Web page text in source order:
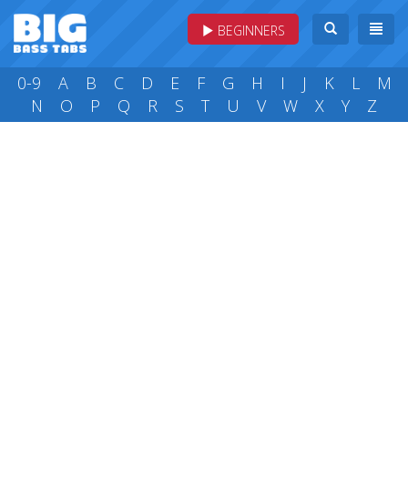
BEGINNERS
0-9 A B C D E F G H I J K L
M
N
O P Q R S T U V W X Y Z